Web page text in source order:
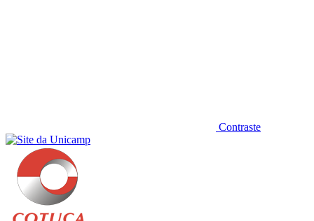
Contraste